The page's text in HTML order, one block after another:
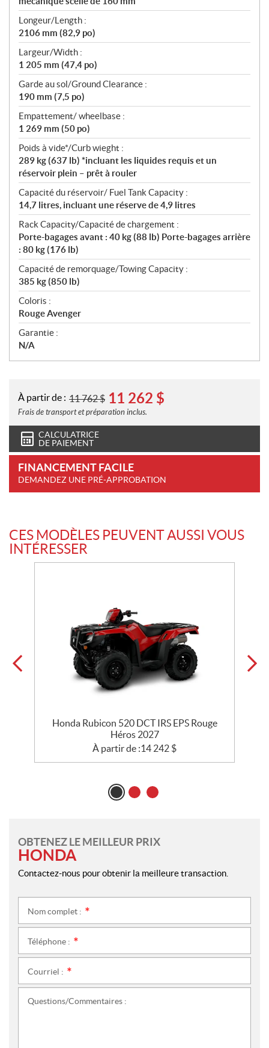
Longeur/Length :
2106 mm (82,9 po)
Largeur/Width :
1 205 mm (47,4 po)
Garde au sol/Ground Clearance :
190 mm (7,5 po)
Empattement/ wheelbase :
1 269 mm (50 po)
Poids à vide*/Curb wieght :
289 kg (637 lb) *incluant les liquides requis et un
réservoir plein – prêt à rouler
Capacité du réservoir/ Fuel Tank Capacity :
14,7 litres, incluant une réserve de 4,9 litres
Rack Capacity/Capacité de chargement :
Porte-bagages avant : 40 kg (88 lb) Porte-bagages arrière
: 80 kg (176 lb)
Capacité de remorquage/Towing Capacity :
385 kg (850 lb)
Coloris :
Rouge Avenger
Garantie :
N/A
À partir de : 11 762$ 11 262 $
Frais de transport et préparation inclus.
CALCULATRICE
DE PAIEMENT
FINANCEMENT FACILE
DEMANDEZ UNE PRÉ-APPROBATION
CES MODÈLES PEUVENT AUSSI VOUS
INTÉRESSER
Honda Rubicon 520 DCT IRS EPS Rouge
Héros 2027
À partir de :14 242 $
OBTENEZ LE MEILLEUR PRIX
HONDA
Contactez-nous pour obtenir la meilleure transaction.
Nom complet :
Téléphone :
Courriel :
Questions/Commentaires :